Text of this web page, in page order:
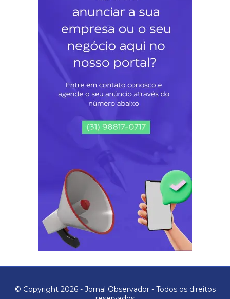
© Copyright 2026 - Jornal Observador - Todos os direitos